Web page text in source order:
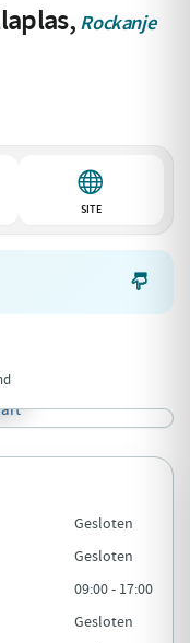
Rockanje
SITE

Gesloten
Gesloten
09:00 - 17:00
Gesloten